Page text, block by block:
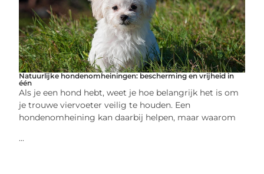
Natuurlijke hondenomheiningen: bescherming en vrijheid in
één
Als je een hond hebt, weet je hoe belangrijk het is om
je trouwe viervoeter veilig te houden. Een
hondenomheining kan daarbij helpen, maar waarom
...